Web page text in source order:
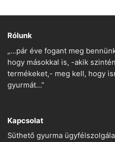
Rólunk
„…pár éve fogant meg
hogy másokkal is, -akik
termékeket,- meg kell, hogy
gyurmát…”
Kapcsolat
Süthető gyurma